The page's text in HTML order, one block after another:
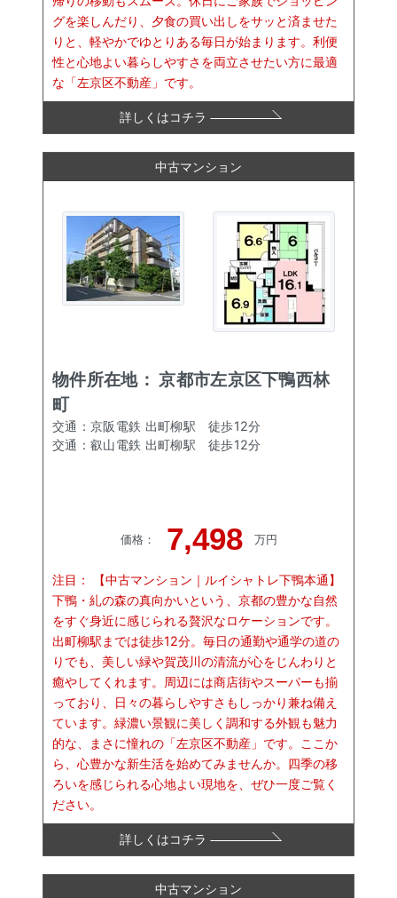
グを楽しんだり、夕食の買い出しをサッと済ませた
りと、軽やかでゆとりある毎日が始まります。利便
性と心地よい暮らしやすさを両立させたい方に最適
な「左京区不動産」です。
詳しくはコチラ
中古マンション
物件所在地：京都市左京区下鴨西林
町
交通： 京阪電鉄 出町柳駅 徒歩12分
交通： 叡山電鉄 出町柳駅 徒歩12分
価格： 7,498 万円
注目：
【中古マンション｜ルイシャトレ下鴨本通】
下鴨・糺の森の真向かいという、京都の豊かな自然
をすぐ身近に感じられる贅沢なロケーションです。
出町柳駅までは徒歩12分。毎日の通勤や通学の道の
りでも、美しい緑や賀茂川の清流が心をじんわりと
癒やしてくれます。周辺には商店街やスーパーも揃
っており、日々の暮らしやすさもしっかり兼ね備え
ています。緑濃い景観に美しく調和する外観も魅力
的な、まさに憧れの「左京区不動産」です。ここか
ら、心豊かな新生活を始めてみませんか。四季の移
ろいを感じられる心地よい現地を、ぜひ一度ご覧く
ださい。
詳しくはコチラ
中古マンション